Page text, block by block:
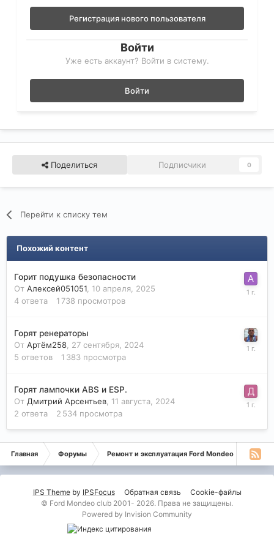
Регистрация нового пользователя
Войти
Уже есть аккаунт? Войти в систему.
Войти
Поделиться Подписчики 0
Перейти к списку тем
Похожий контент
Горит подушка безопасности
От Алексей051051 10 апреля, 2025
4 ответа 1 738 просмотров
Горят ренераторы
От Артём258 27 сентября, 2024
5 ответов 1 383 просмотра
Горят лампочки ABS и ESP.
От Дмитрий Арсентьев 11 августа, 2024
2 ответа 2 534 просмотра
Главная Форумы Ремонт и эксплуатация Ford Mondeo
IPS Themeby IPSFocus Обратная связь
Cookie-файлы
© Ford Mondeo club 2001- 2026. Права не защищены.
Powered by Invision Community